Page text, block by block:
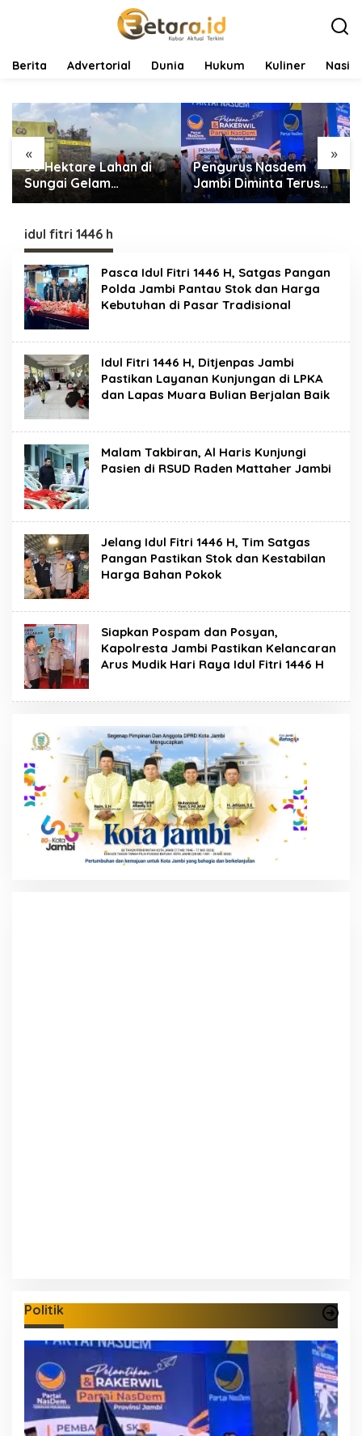
Berita Advertorial Dunia Hukum Kuliner
« »
50 Hektare Lahan di
Sungai Gelam
Terbakar, Ratusan
Water Bombing
Dikerahkan Lakukan
Pemadaman
Pengurus Nasdem
Jambi Diminta Terus
Bekerja dan
idul fitri 1446 h
Pasca Idul Fitri 1446 H, Satgas Pangan
Polda Jambi Pantau Stok dan Harga
Kebutuhan di Pasar Tradisional
Idul Fitri 1446 H, Ditjenpas Jambi
Pastikan Layanan Kunjungan di LPKA
dan Lapas Muara Bulian Berjalan Baik
Malam Takbiran, Al Haris Kunjungi
Pasien di RSUD Raden Mattaher Jambi
Jelang Idul Fitri 1446 H, Tim Satgas
Pangan Pastikan Stok dan Kestabilan
Harga Bahan Pokok
Siapkan Pospam dan Posyan,
Kapolresta Jambi Pastikan Kelancaran
Arus Mudik Hari Raya Idul Fitri 1446 H
Politik